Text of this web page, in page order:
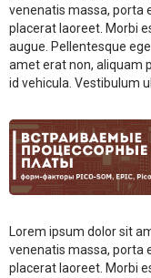
venenatis massa, porta
placerat laoreet. Morbi
augue. Pellentesque
amet erat non, aliquam
id vehicula. Vestibulum
Lorem ipsum dolor sit
venenatis massa, porta
placerat laoreet. Morbi